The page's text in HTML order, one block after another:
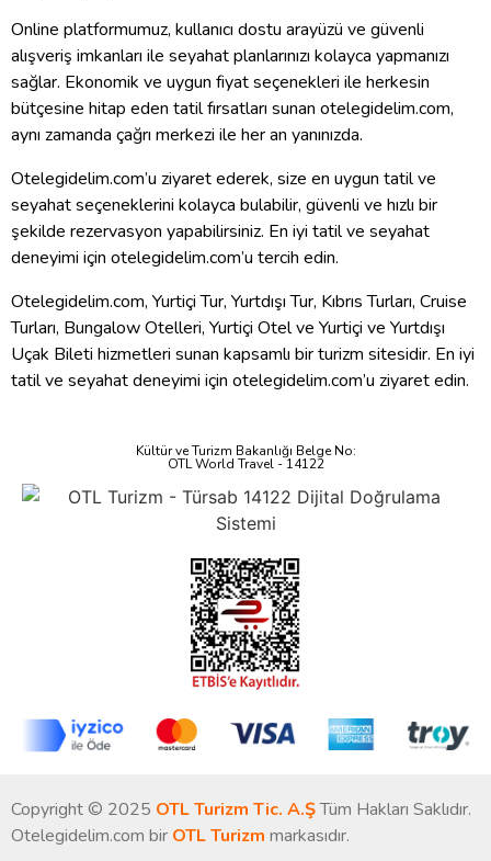
Online platformumuz, kullanıcı dostu arayüzü ve güvenli
alışveriş imkanları ile seyahat planlarınızı kolayca yapmanızı
sağlar. Ekonomik ve uygun fiyat seçenekleri ile herkesin
bütçesine hitap eden tatil fırsatları sunan otelegidelim.com,
aynı zamanda çağrı merkezi ile her an yanınızda.
Otelegidelim.com’u ziyaret ederek, size en uygun tatil ve
seyahat seçeneklerini kolayca bulabilir, güvenli ve hızlı bir
şekilde rezervasyon yapabilirsiniz. En iyi tatil ve seyahat
deneyimi için otelegidelim.com’u tercih edin.
Otelegidelim.com, Yurtiçi Tur, Yurtdışı Tur, Kıbrıs Turları, Cruise
Turları, Bungalow Otelleri, Yurtiçi Otel ve Yurtiçi ve Yurtdışı
Uçak Bileti hizmetleri sunan kapsamlı bir turizm sitesidir. En iyi
tatil ve seyahat deneyimi için otelegidelim.com’u ziyaret edin.
Kültür ve Turizm Bakanlığı Belge No:
OTL World Travel - 14122
Copyright © 2025 OTL Turizm Tic. A.ŞTüm Hakları Saklıdır.
Otelegidelim.com bir OTL Turizm markasıdır.